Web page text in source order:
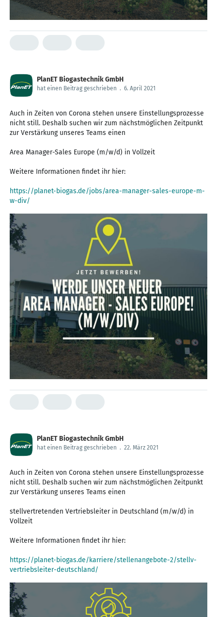
PlanET Biogastechnik GmbH
hat einen Beitrag geschrieben . 6. April 2021
Auch in Zeiten von Corona stehen unsere Einstellungsprozesse
nicht still. Deshalb suchen wir zum nächstmöglichen Zeitpunkt
zur Verstärkung unseres Teams einen
Area Manager-Sales Europe (m/w/d) in Vollzeit
Weitere Informationen findet ihr hier:
https://planet-biogas.de/jobs/area-manager-sales-europe-m-
w-div/
PlanET Biogastechnik GmbH
hat einen Beitrag geschrieben . 22. März 2021
Auch in Zeiten von Corona stehen unsere Einstellungsprozesse
nicht still. Deshalb suchen wir zum nächstmöglichen Zeitpunkt
zur Verstärkung unseres Teams einen
stellvertretenden Vertriebsleiter in Deutschland (m/w/d) in
Vollzeit
Weitere Informationen findet ihr hier:
https://planet-biogas.de/karriere/stellenangebote-2/stellv-
vertriebsleiter-deutschland/